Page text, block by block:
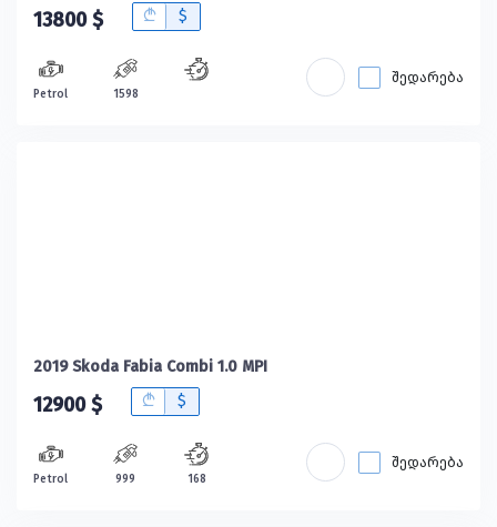
13800 $ B $
Petrol 1598
შედარება
2019 Skoda Fabia Combi 1.0 MPI
12900 $ B $
Petrol 999 168
შედარება